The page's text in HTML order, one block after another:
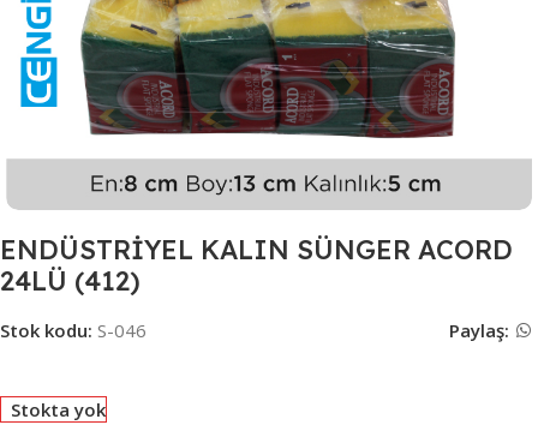
ENDÜSTRİYEL KALIN SÜNGER ACORD
24LÜ (412)
Stok kodu: S-046 Paylaş:
Stokta yok